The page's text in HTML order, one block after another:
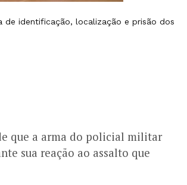
de identificação, localização e prisão dos
que a arma do policial militar
sua reação ao assalto que